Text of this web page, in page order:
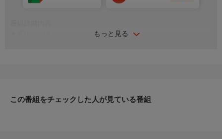
もっと見る
捜索活動を開始する。殺人と誘拐の２つの事件を追いかける中、
この番組をチェックした人が見ている番組